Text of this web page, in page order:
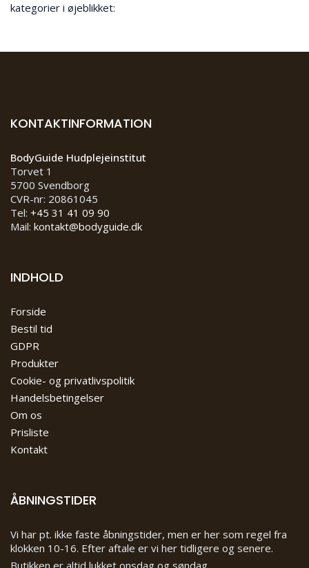
kategorier i øjeblikket:
KONTAKTINFORMATION
BodyGuide Hudplejeinstitut
Torvet 1
5700 Svendborg
CVR-nr: 20861045
Tel: +45 31 41 09 90
Mail: kontakt@bodyguide.dk
INDHOLD
Forside
Bestil tid
GDPR
Produkter
Cookie- og privatlivspolitik
Handelsbetingelser
Om os
Prisliste
Kontakt
ÅBNINGSTIDER
Vi har pt. ikke faste åbningstider, men er her som regel fra
klokken 10-16. Efter aftale er vi her tidligere og senere.
Butikken er altid lukket onsdag og søndag.